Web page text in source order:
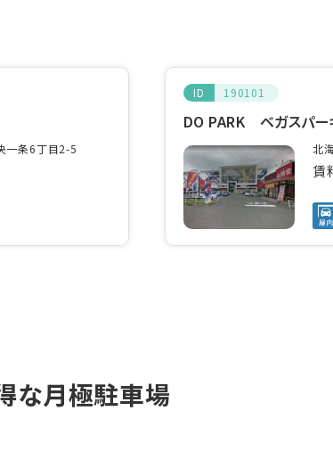
一条6丁目2-5
ID 190101
DO PARK ベガスパー
北
賃
な月極駐車場